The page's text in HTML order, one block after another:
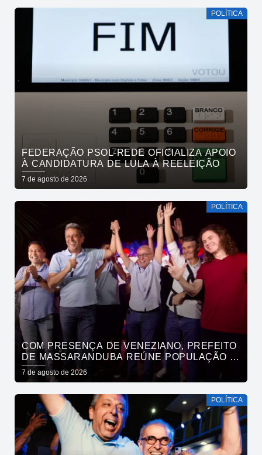
POLÍTICA
FEDERAÇÃO PSOL-REDE OFICIALIZA APOIO
À CANDIDATURA DE LULA À REELEIÇÃO
7 de agosto de 2026
POLÍTICA
COM PRESENÇA DE VENEZIANO, PREFEITO
DE MASSARANDUBA REÚNE POPULAÇÃO E
ANUNCIA APOIO A CÍCERO LUCENA
7 de agosto de 2026
POLÍTICA